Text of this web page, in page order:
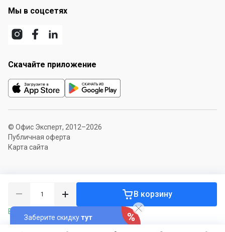
В корзину
В наличии 84 шт.
Заберите скидкутут
Мы в соцсетях
Скачайте приложение
© Офис Эксперт, 2012–2026
Публичная оферта
Карта сайта